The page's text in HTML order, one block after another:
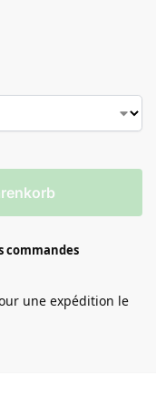
commandes
une expédition le